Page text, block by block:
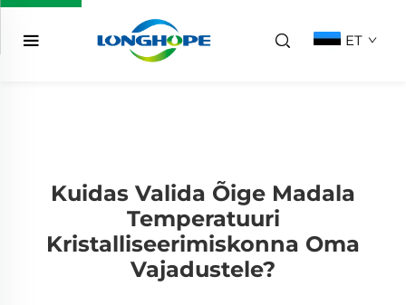
ET
Kuidas Valida Õige Madala
Temperatuuri
Kristalliseerimiskonna Oma
Vajadustele?